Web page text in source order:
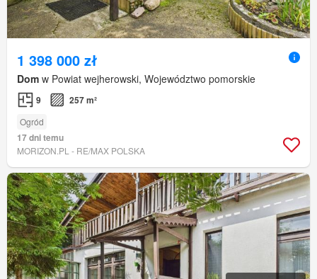
1 398 000 zł
Dom w Powiat wejherowski, Województwo pomorskie
9 257 m²
Ogród
17 dni temu
MORIZON.PL - RE/MAX POLSKA